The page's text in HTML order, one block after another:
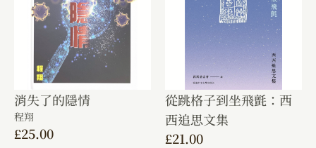
消失了的隱情
程翔
£25.00
從跳格子到坐飛氈：西
西追思文集
£21.00